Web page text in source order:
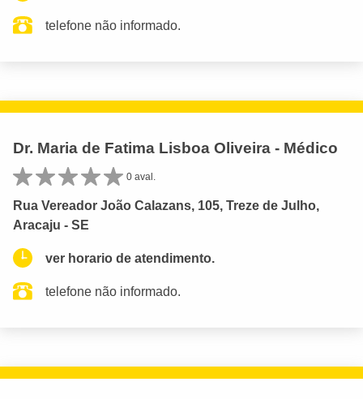
telefone não informado.
Dr. Maria de Fatima Lisboa Oliveira - Médico
0 aval.
Rua Vereador João Calazans, 105, Treze de Julho,
Aracaju - SE
ver horario de atendimento.
telefone não informado.